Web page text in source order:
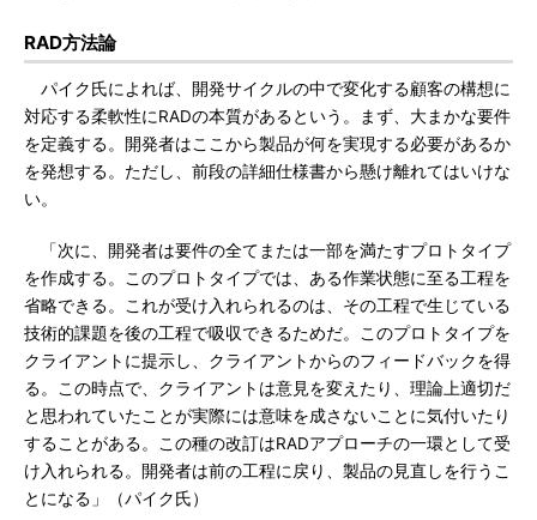
RAD方法論
パイク氏によれば、開発サイクルの中で変化する顧客の構想に
対応する柔軟性にRADの本質があるという。まず、大まかな要件
を定義する。開発者はここから製品が何を実現する必要があるか
を発想する。ただし、前段の詳細仕様書から懸け離れてはいけな
い。
「次に、開発者は要件の全てまたは一部を満たすプロトタイプ
を作成する。このプロトタイプでは、ある作業状態に至る工程を
省略できる。これが受け入れられるのは、その工程で生じている
技術的課題を後の工程で吸収できるためだ。このプロトタイプを
クライアントに提示し、クライアントからのフィードバックを得
る。この時点で、クライアントは意見を変えたり、理論上適切だ
と思われていたことが実際には意味を成さないことに気付いたり
することがある。この種の改訂はRADアプローチの一環として受
け入れられる。開発者は前の工程に戻り、製品の見直しを行うこ
とになる」（パイク氏）